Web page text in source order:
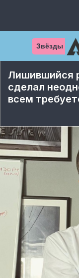
Звёзды
Лишившийся
сделал
всем